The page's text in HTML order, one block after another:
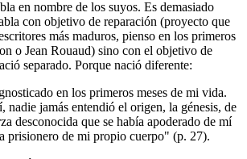
en nombre de los suyos. Es demasiado
con objetivo de reparación (proyecto que
más maduros, pienso en los primeros
o Jean Rouaud) sino con el objetivo de
separado. Porque nació diferente:
en los primeros meses de mi vida.
nadie jamás entendió el origen, la génesis, de
desconocida que se había apoderado de mí
prisionero de mi propio cuerpo" (p. 27).